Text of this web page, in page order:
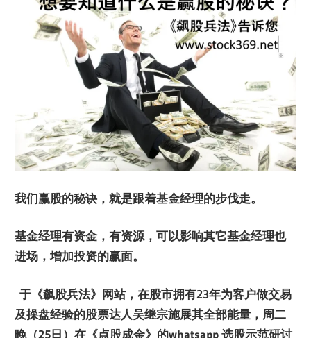
我们赢股的秘诀，就是跟着基金经理的步伐走。
基金经理有资金，有资源，可以影响其它基金经理也
进场，增加投资的赢面。
于《飙股兵法》网站，在股市拥有23年为客户做交易
及操盘经验的股票达人吴继宗施展其全部能量，周二
晚（25日）在《点股成金》的whatsapp选股示范研讨